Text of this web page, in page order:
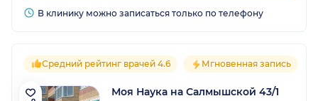
В клинику можно записаться только по телефону
Средний рейтинг врачей 4.6 Мгновенная запись
Моя Наука на Салмышской 43/1